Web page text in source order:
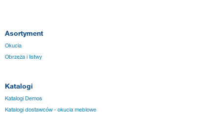
Asortyment
Okucia
Obrzeża i listwy
Katalogi
Katalogi Demos
Katalogi dostawców - okucia meblowe